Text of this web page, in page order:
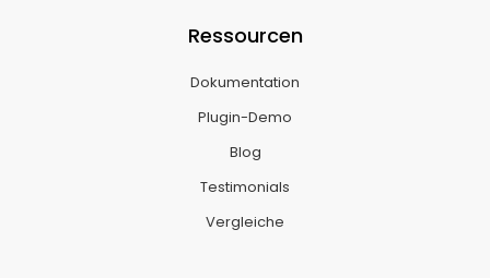
Ressourcen
Dokumentation
Plugin-Demo
Blog
Testimonials
Vergleiche